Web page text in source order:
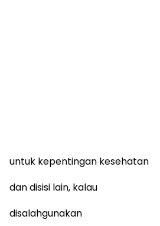
untuk kepentingan kesehatan
dan disisi lain, kalau
disalahgunakan